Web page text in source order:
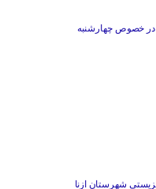
در خصوص چهارشنبه
شهرستان ازنا